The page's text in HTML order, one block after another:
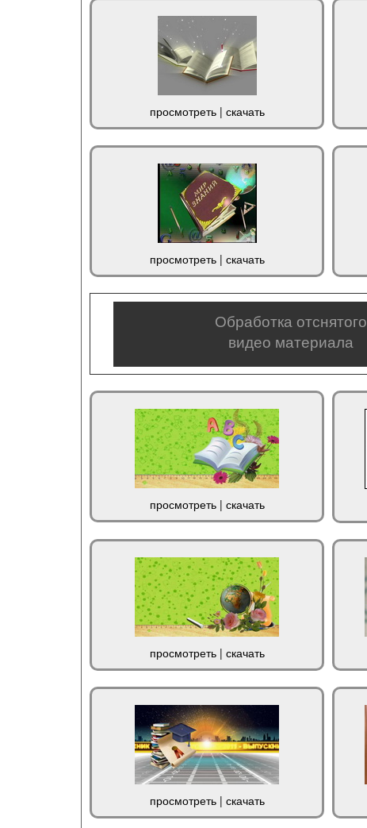
просмотреть| скачать
просмотреть| скачать
Обработка отснятого
видео материала
просмотреть| скачать
просмотреть| скачать
просмотреть| скачать